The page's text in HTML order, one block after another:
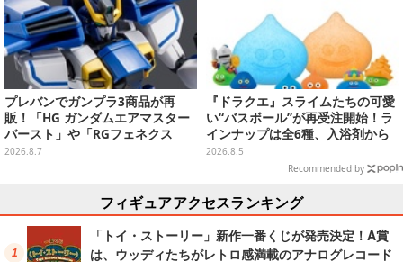
プレバンでガンプラ3商品が再
販！「HG ガンダムエアマスター
バースト」や「RGフェネクス
（ナラティブVer.）」も
2026.8.7
『ドラクエ』スライムたちの可愛
い“バスボール”が再受注開始！ラ
インナップは全6種、入浴剤から
モンスターのフィギュアが出てく
2026.8.5
Recommended by
フィギュアアクセスランキング
「トイ・ストーリー」新作一番くじが発売決定！A賞
は、ウッディたちがレトロ感満載のアナログレコード